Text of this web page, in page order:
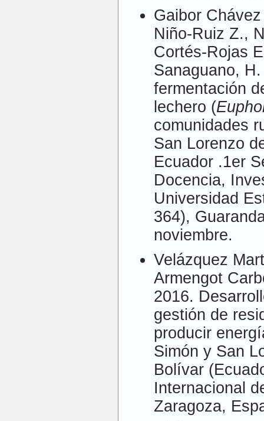
Gaibor
Niño-Ruiz Z.,
Cortés-Rojas
Sanaguano,
fermentación
lechero (
comunidades
San Lorenzo
Ecuador .1er
Docencia,
Universidad
364),
noviembre.
Velázquez
Armengot
2016.
gestión de
producir
Simón y San
Bolívar
Internacional
Zaragoza,